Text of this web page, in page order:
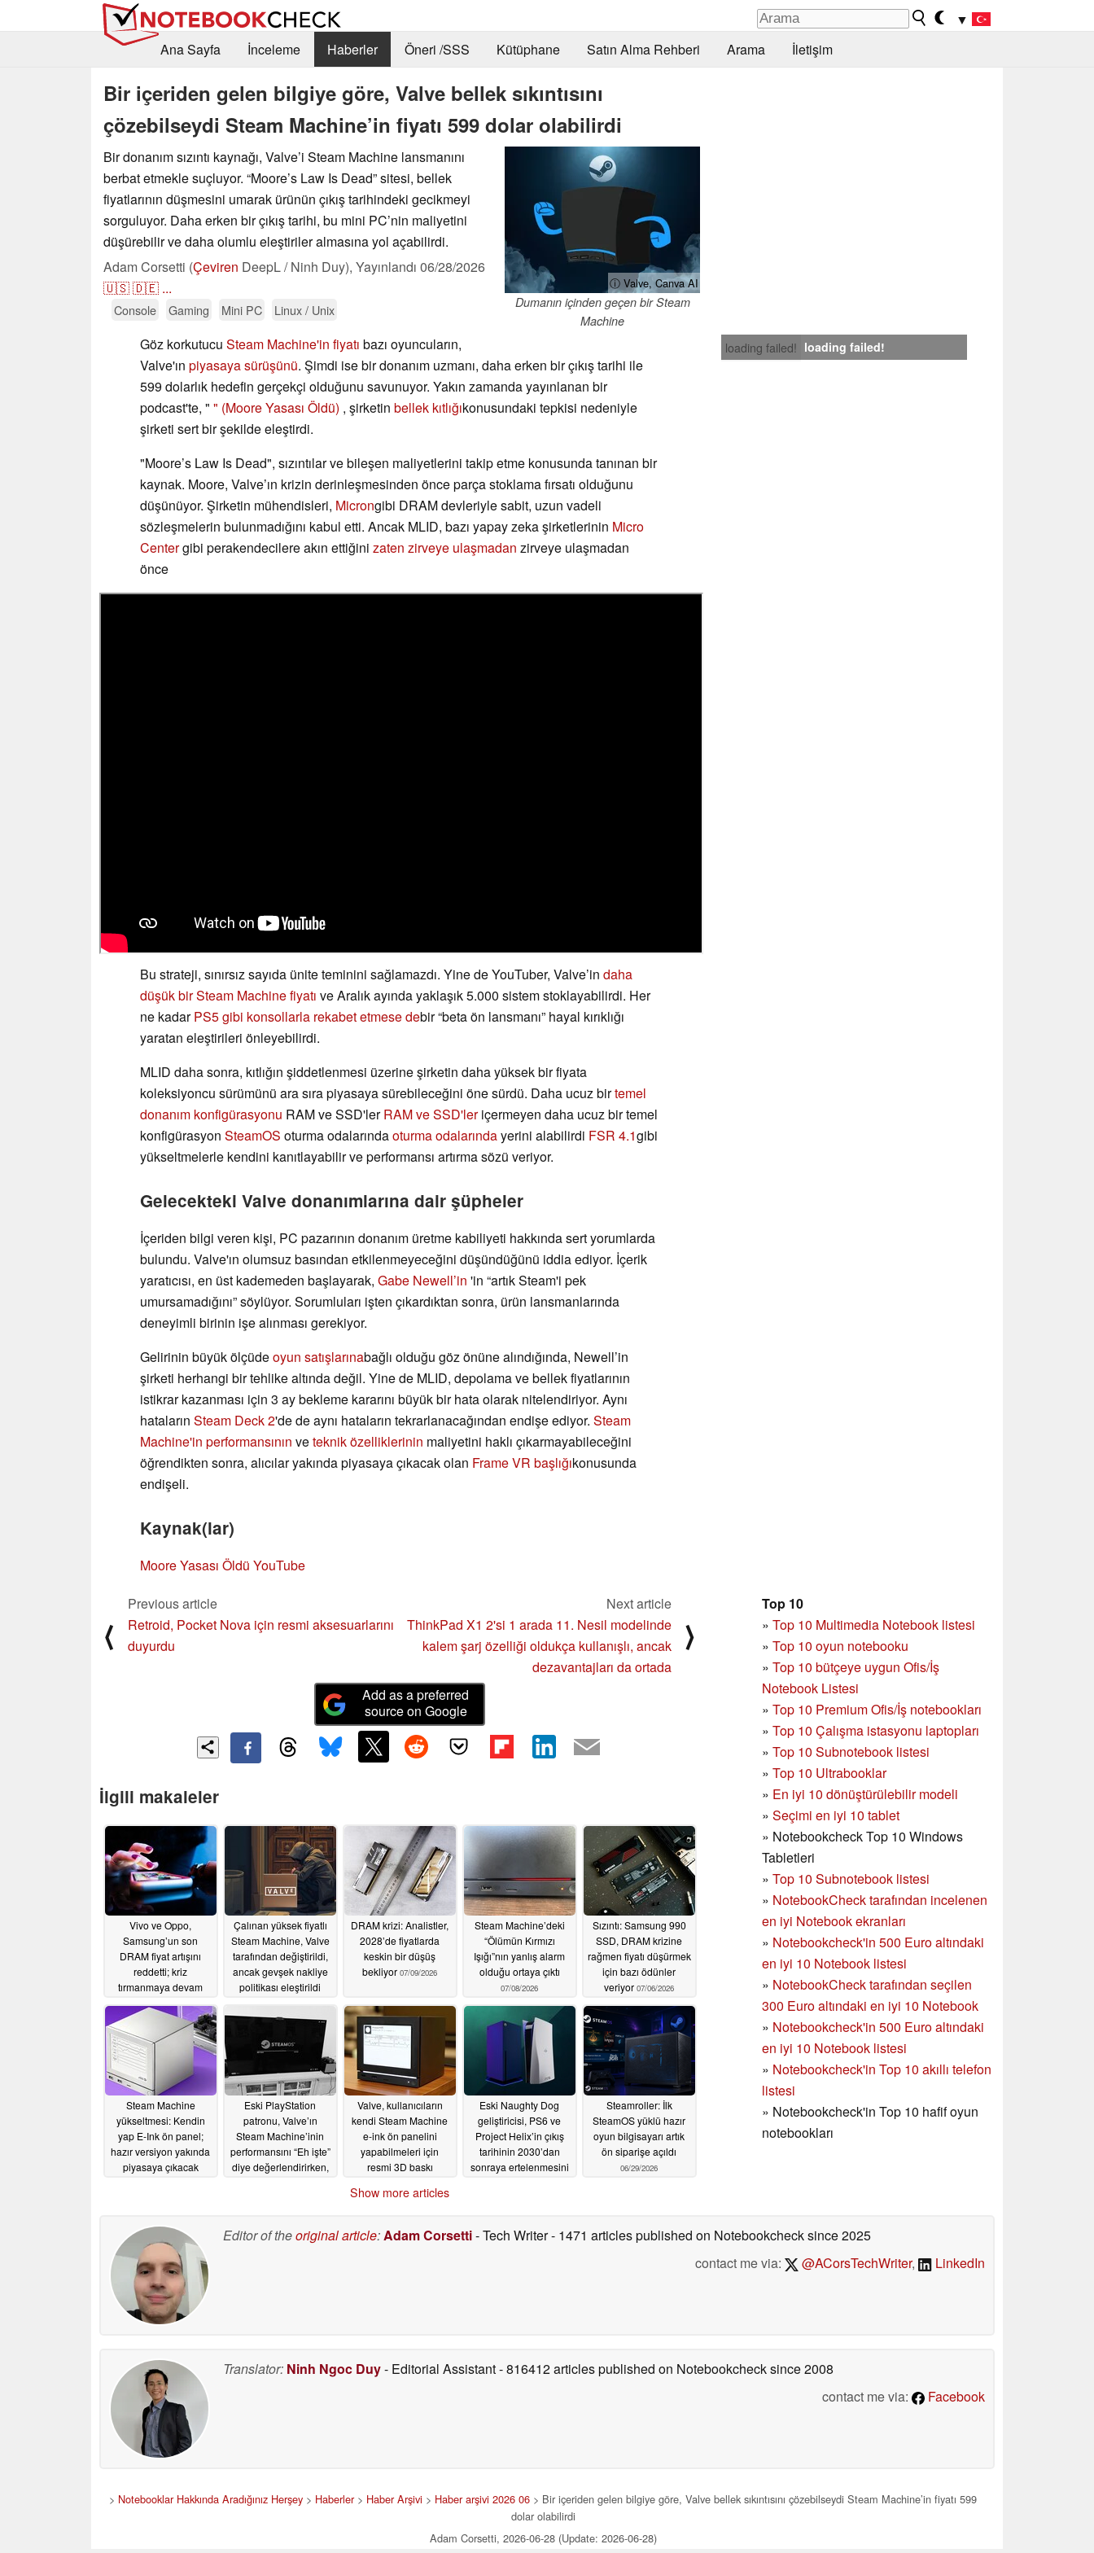
▼
Ana Sayfa
İnceleme Haberler Öneri /SSS Kütüphane Satın Alma Rehberi Arama İletişim
Bir içeriden gelen bilgiye göre, Valve bellek sıkıntısını
çözebilseydi Steam Machine’in fiyatı 599 dolar olabilirdi
ⓘ Valve, Canva AI
Dumanın içinden geçen bir Steam
Machine
Bir donanım sızıntı kaynağı, Valve’i Steam Machine lansmanını
berbat etmekle suçluyor. “Moore’s Law Is Dead” sitesi, bellek
fiyatlarının düşmesini umarak ürünün çıkış tarihindeki gecikmeyi
sorguluyor. Daha erken bir çıkış tarihi, bu mini PC’nin maliyetini
düşürebilir ve daha olumlu eleştiriler almasına yol açabilirdi.
Adam Corsetti (Çeviren DeepL / Ninh Duy), Yayınlandı 06/28/2026
🇺🇸🇩🇪 ...
Console Gaming Mini PC Linux / Unix
loading failed! loading failed!
Göz korkutucu Steam Machine'in fiyatı bazı oyuncuların,
Valve'ın piyasaya sürüşünü. Şimdi ise bir donanım uzmanı, daha erken bir çıkış tarihi ile
599 dolarlık hedefin gerçekçi olduğunu savunuyor. Yakın zamanda yayınlanan bir
podcast'te, " " (Moore Yasası Öldü) , şirketin bellek kıtlığıkonusundaki tepkisi nedeniyle
şirketi sert bir şekilde eleştirdi.
"Moore’s Law Is Dead", sızıntılar ve bileşen maliyetlerini takip etme konusunda tanınan bir
kaynak. Moore, Valve’ın krizin derinleşmesinden önce parça stoklama fırsatı olduğunu
düşünüyor. Şirketin mühendisleri, Microngibi DRAM devleriyle sabit, uzun vadeli
sözleşmelerin bulunmadığını kabul etti. Ancak MLID, bazı yapay zeka şirketlerinin Micro
Centergibi perakendecilere akın ettiğini zaten zirveye ulaşmadan zirveye ulaşmadan
önce
Bu strateji, sınırsız sayıda ünite teminini sağlamazdı. Yine de YouTuber, Valve’in daha
düşük bir Steam Machine fiyatı ve Aralık ayında yaklaşık 5.000 sistem stoklayabilirdi. Her
ne kadarPS5 gibi konsollarla rekabet etmese debir “beta ön lansmanı” hayal kırıklığı
yaratan eleştirileri önleyebilirdi.
MLID daha sonra, kıtlığın şiddetlenmesi üzerine şirketin daha yüksek bir fiyata
koleksiyoncu sürümünü ara sıra piyasaya sürebileceğini öne sürdü. Daha ucuz birtemel
donanım konfigürasyonu RAM ve SSD'lerRAM ve SSD'leriçermeyen daha ucuz bir temel
konfigürasyon SteamOS oturma odalarındaoturma odalarındayerini alabilirdi FSR 4.1gibi
yükseltmelerle kendini kanıtlayabilir ve performansı artırma sözü veriyor.
Gelecekteki Valve donanımlarına dair şüpheler
İçeriden bilgi veren kişi, PC pazarının donanım üretme kabiliyeti hakkında sert yorumlarda
bulundu. Valve'ın olumsuz basından etkilenmeyeceğini düşündüğünü iddia ediyor. İçerik
yaratıcısı, en üst kademeden başlayarak, Gabe Newell’in 'in “artık Steam'i pek
umursamadığını” söylüyor. Sorumluları işten çıkardıktan sonra, ürün lansmanlarında
deneyimli birinin işe alınması gerekiyor.
Gelirinin büyük ölçüdeoyun satışlarınabağlı olduğu göz önüne alındığında, Newell’in
şirketi herhangi bir tehlike altında değil. Yine de MLID, depolama ve bellek fiyatlarının
istikrar kazanması için 3 ay bekleme kararını büyük bir hata olarak nitelendiriyor. Aynı
hataların Steam Deck 2'de de aynı hataların tekrarlanacağından endişe ediyor. Steam
Machine'in performansının veteknik özelliklerinin maliyetini haklı çıkarmayabileceğini
öğrendikten sonra, alıcılar yakında piyasaya çıkacak olan Frame VR başlığıkonusunda
endişeli.
Kaynak(lar)
Moore Yasası Öldü YouTube
Top 10
» Top 10 Multimedia Notebook listesi
» Top 10 oyun notebooku
» Top 10 bütçeye uygun Ofis/İş
Notebook Listesi
» Top 10 Premium Ofis/İş notebookları
» Top 10 Çalışma istasyonu laptopları
» Top 10 Subnotebook listesi
» Top 10 Ultrabooklar
» En iyi 10 dönüştürülebilir modeli
» Seçimi en iyi 10 tablet
» Notebookcheck Top 10 Windows
Tabletleri
» Top 10 Subnotebook listesi
» NotebookCheck tarafından incelenen
en iyi Notebook ekranları
» Notebookcheck'in 500 Euro altındaki
en iyi 10 Notebook listesi
» NotebookCheck tarafından seçilen
300 Euro altındaki en iyi 10 Notebook
» Notebookcheck'in 500 Euro altındaki
en iyi 10 Notebook listesi
» Notebookcheck'in Top 10 akıllı telefon
listesi
» Notebookcheck'in Top 10 hafif oyun
notebookları
⟨
Previous article
Retroid, Pocket Nova için resmi aksesuarlarını
duyurdu
Next article
ThinkPad X1 2'si 1 arada 11. Nesil modelinde
kalem şarj özelliği oldukça kullanışlı, ancak
dezavantajları da ortada
⟩
Add as a preferred
source on Google
İlgili makaleler
Vivo ve Oppo,
Samsung’un son
DRAM fiyat artışını
reddetti; kriz
tırmanmaya devam
07/22/2026
Çalınan yüksek fiyatlı
Steam Machine, Valve
tarafından değiştirildi,
ancak gevşek nakliye
politikası eleştirildi
07/20/2026
DRAM krizi: Analistler,
2028’de fiyatlarda
keskin bir düşüş
bekliyor 07/09/2026
Steam Machine’deki
“Ölümün Kırmızı
Işığı”nın yanlış alarm
olduğu ortaya çıktı
07/08/2026
Sızıntı: Samsung 990
SSD, DRAM krizine
rağmen fiyatı düşürmek
için bazı ödünler
veriyor 07/06/2026
Steam Machine
yükseltmesi: Kendin
yap E-Ink ön panel;
hazır versiyon yakında
piyasaya çıkacak
Eski PlayStation
patronu, Valve’ın
Steam Machine’inin
performansını “Eh işte”
diye değerlendirirken,
Valve, kullanıcıların
kendi Steam Machine
e-ink ön panelini
yapabilmeleri için
resmi 3D baskı
07/03/2026
Eski Naughty Dog
geliştiricisi, PS6 ve
Project Helix’in çıkış
tarihinin 2030’dan
sonraya ertelenmesini
Steamroller: İlk
SteamOS yüklü hazır
oyun bilgisayarı artık
ön siparişe açıldı
06/29/2026
Show more articles
Editor of theoriginal article:Adam Corsetti- Tech Writer- 1471 articles published on Notebookchecksince 2025
contact me via:
@ACorsTechWriter, LinkedIn
Translator: Ninh Ngoc Duy- Editorial Assistant- 816412 articles published on Notebookchecksince 2008
contact me via:
Facebook
> Notebooklar Hakkında Aradığınız Herşey > Haberler> Haber Arşivi > Haber arşivi 2026 06 > Bir içeriden gelen bilgiye göre, Valve bellek sıkıntısını çözebilseydi Steam Machine’in fiyatı 599
dolar olabilirdi
Adam Corsetti, 2026-06-28 (Update: 2026-06-28)